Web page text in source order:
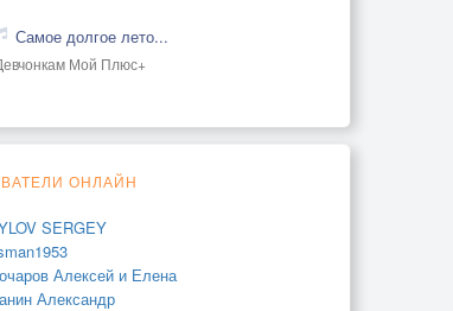
Самое долгое лето...
Мой Плюс+
ОНЛАЙН
SERGEY
Алексей и Елена
Александр